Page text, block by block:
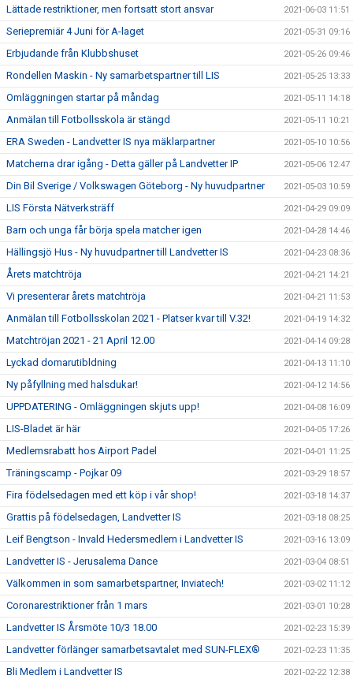
Lättade restriktioner, men fortsatt stort ansvar 2021-06-03 11:51
Seriepremiär 4 Juni för A-laget 2021-05-31 09:16
Erbjudande från Klubbshuset 2021-05-26 09:46
Rondellen Maskin - Ny samarbetspartner till LIS 2021-05-25 13:33
Omläggningen startar på måndag 2021-05-11 14:18
Anmälan till Fotbollsskola är stängd 2021-05-11 10:21
ERA Sweden - Landvetter IS nya mäklarpartner 2021-05-10 10:56
Matcherna drar igång - Detta gäller på Landvetter IP 2021-05-06 12:47
Din Bil Sverige / Volkswagen Göteborg - Ny huvudpartner 2021-05-03 10:59
LIS Första Nätverksträff 2021-04-29 09:09
Barn och unga får börja spela matcher igen 2021-04-28 14:46
Hällingsjö Hus - Ny huvudpartner till Landvetter IS 2021-04-23 08:36
Årets matchtröja 2021-04-21 14:21
Vi presenterar årets matchtröja 2021-04-21 11:53
Anmälan till Fotbollsskolan 2021 - Platser kvar till V.32! 2021-04-19 14:32
Matchtröjan 2021 - 21 April 12.00 2021-04-14 09:28
Lyckad domarutibldning 2021-04-13 11:10
Ny påfyllning med halsdukar! 2021-04-12 14:56
UPPDATERING - Omläggningen skjuts upp! 2021-04-08 16:09
LIS-Bladet är här 2021-04-05 17:26
Medlemsrabatt hos Airport Padel 2021-04-01 11:25
Träningscamp - Pojkar 09 2021-03-29 18:57
Fira födelsedagen med ett köp i vår shop! 2021-03-18 14:37
Grattis på födelsedagen, Landvetter IS 2021-03-18 08:25
Leif Bengtson - Invald Hedersmedlem i Landvetter IS 2021-03-16 13:09
Landvetter IS - Jerusalema Dance 2021-03-04 08:51
Välkommen in som samarbetspartner, Inviatech! 2021-03-02 11:12
Coronarestriktioner från 1 mars 2021-03-01 10:28
Landvetter IS Årsmöte 10/3 18.00 2021-02-23 15:39
Landvetter förlänger samarbetsavtalet med SUN-FLEX® 2021-02-23 11:35
Bli Medlem i Landvetter IS 2021-02-22 12:38